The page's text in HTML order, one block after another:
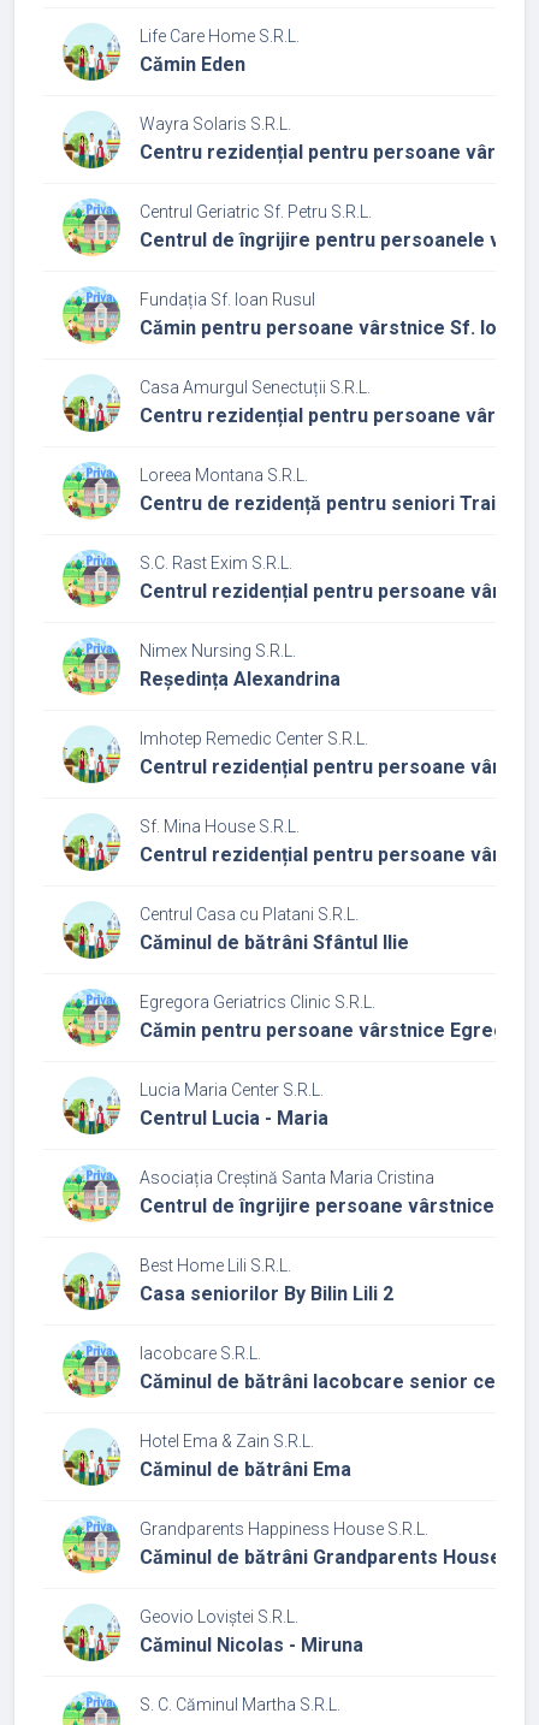
Life Care Home S.R.L.
Cămin Eden
Wayra Solaris S.R.L.
Centru rezidențial pentru persoane
Centrul Geriatric Sf. Petru S.R.L.
Centrul de îngrijire pentru persoanele
Fundația Sf. Ioan Rusul
Cămin pentru persoane vârstnice Sf. Ioan
Casa Amurgul Senectuții S.R.L.
Centru rezidențial pentru persoane
Loreea Montana S.R.L.
Centru de rezidență pentru seniori Trai bun
S.C. Rast Exim S.R.L.
Centrul rezidențial pentru persoane
Nimex Nursing S.R.L.
Reședința Alexandrina
Imhotep Remedic Center S.R.L.
Centrul rezidențial pentru persoane
Sf. Mina House S.R.L.
Centrul rezidențial pentru persoane
Centrul Casa cu Platani S.R.L.
Căminul de bătrâni Sfântul Ilie
Egregora Geriatrics Clinic S.R.L.
Cămin pentru persoane vârstnice
Lucia Maria Center S.R.L.
Centrul Lucia - Maria
Asociația Creștină Santa Maria Cristina
Centrul de îngrijire persoane vârstnice
Best Home Lili S.R.L.
Casa seniorilor By Bilin Lili 2
Iacobcare S.R.L.
Căminul de bătrâni Iacobcare senior center
Hotel Ema & Zain S.R.L.
Căminul de bătrâni Ema
Grandparents Happiness House S.R.L.
Căminul de bătrâni Grandparents House
Geovio Loviștei S.R.L.
Căminul Nicolas - Miruna
S. C. Căminul Martha S.R.L.